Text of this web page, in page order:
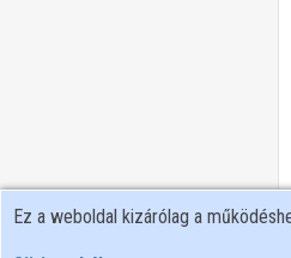
Ez a weboldal kizárólag a